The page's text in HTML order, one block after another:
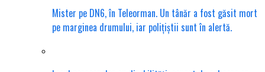
Mister pe DN6, în Teleorman. Un tânăr a fost găsit mort
pe marginea drumului, iar polițiștii sunt în alertă.